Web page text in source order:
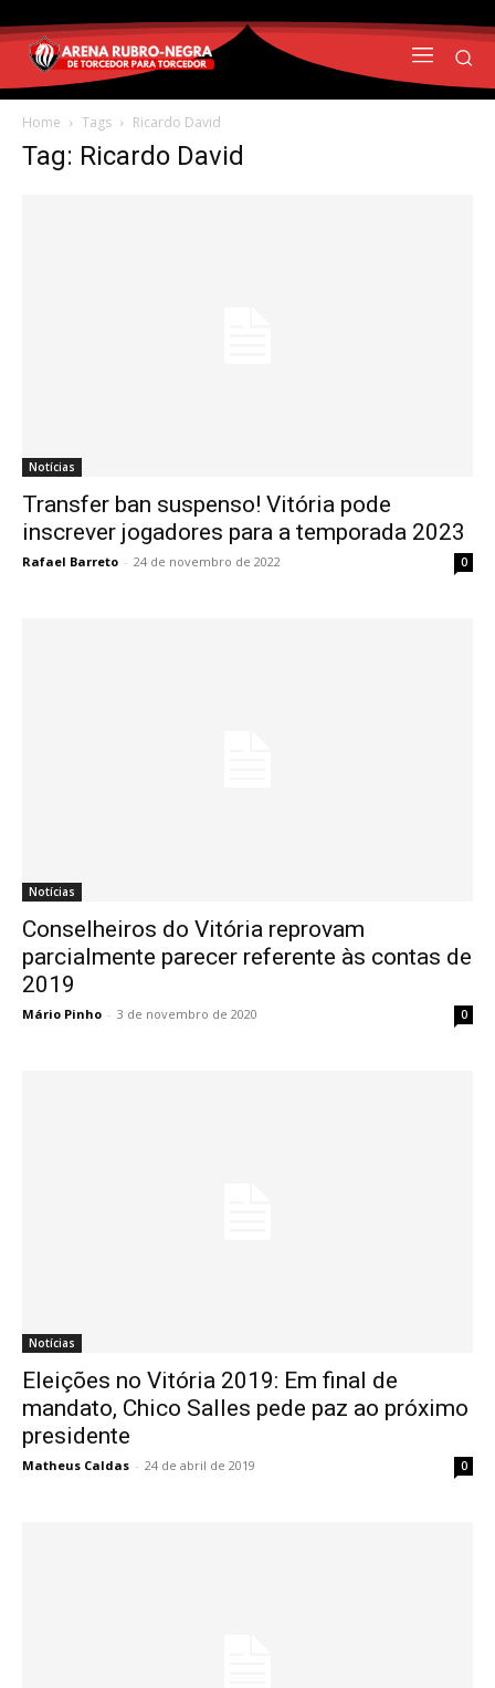
Home Tags Ricardo David
Tag: Ricardo David
Notícias
Transfer ban suspenso! Vitória pode
inscrever jogadores para a temporada 2023
Rafael Barreto - 24 de novembro de 2022 0
Notícias
Conselheiros do Vitória reprovam
parcialmente parecer referente às contas de
2019
Mário Pinho - 3 de novembro de 2020 0
Notícias
Eleições no Vitória 2019: Em final de
mandato, Chico Salles pede paz ao próximo
presidente
Matheus Caldas - 24 de abril de 2019 0